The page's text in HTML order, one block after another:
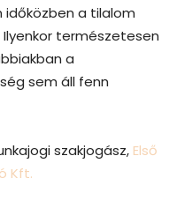
a tilalom
természetesen
a
sem áll fenn
szakjogász, Első
Kft.